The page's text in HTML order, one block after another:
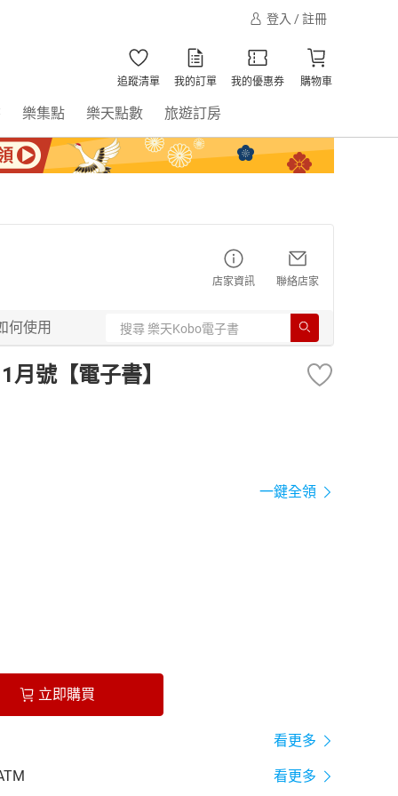
登入 / 註冊
追蹤清單 我的訂單 我的優惠券 購物車
樂集點 樂天點數 旅遊訂房
店家資訊 聯絡店家
何使用
號【電子書】
一鍵全領
立即購買
看更多
看更多